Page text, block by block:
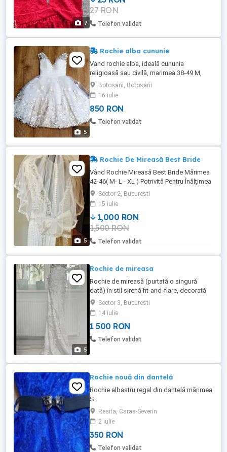
7
si se petrece in jurul gatului, circumferinta
la piept este ...
27 RON
Telefon validat
5
Rochie alba cununie
Vand rochie alba, ideală cununia
religioasă sau civilă, marimea 38-49 M,
lungime medie, alba, cu broderie aplicată
manual. Creatie White Lady. Arata
impecabil, a fost purtată 2 ore la cununia
religioasă. Poate fi probată in Botosani.
Pret: 850 lei Tel:
Botosani, Botosani
16 iulie
850 RON
Telefon validat
5
Rochie De Mireasă Best Bride
Vând Rochie Mireasă Best Bride Mărimea
42-46( M- L - XL ) Potrivită Pentru Înălțimea
până În 1,80 Voal Trenă Detașabilă Pantofi
Piele Cristian Albu ( 39 )( toc de 6 ) Purtată
La Un Eveniment
Sector 2, Bucuresti
15 iulie
1,000 RON
1,500 RON
Telefon validat
5
Rochie de mireasa
Rochie de mireasă (purtată o singură
dată) în stil sirenă fit-and-flare, decorată
integral cu aplicații de dantelă florală și
detalii brodate în relief (3D), având o trenă
fluidă cu margini lucrate în ghipură sau
bordură de dantelă.
Sector 3, Bucuresti
14 iulie
1 500 RON
Telefon validat
Rochie nouă din dantelă
Rochie albastru regal din dantelă mărimea
S .
Resita, Caras-Severin
2 iulie
350 RON
Telefon validat